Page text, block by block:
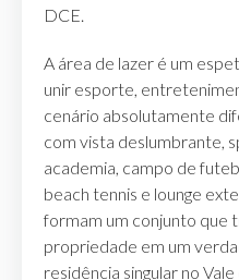
DCE.
A área de lazer é um
unir esporte,
cenário absolutamente
com vista deslumbrante,
academia, campo de
beach tennis e lounge
formam um conjunto que
propriedade em um
residência singular no